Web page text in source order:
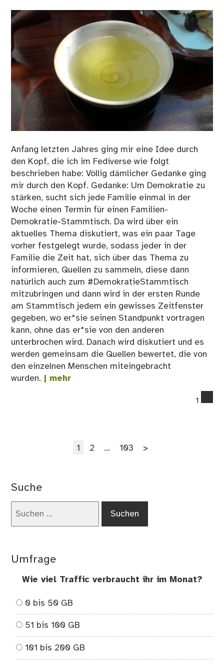
Anfang letzten Jahres ging mir eine Idee durch
den Kopf, die ich im Fediverse wie folgt
beschrieben habe: Völlig dämlicher Gedanke ging
mir durch den Kopf. Gedanke: Um Demokratie zu
stärken, sucht sich jede Familie einmal in der
Woche einen Termin für einen Familien-
Demokratie-Stammtisch. Da wird über ein
aktuelles Thema diskutiert, was ein paar Tage
vorher festgelegt wurde, sodass jeder in der
Familie die Zeit hat, sich über das Thema zu
informieren, Quellen zu sammeln, diese dann
natürlich auch zum #DemokratieStammtisch
mitzubringen und dann wird in der ersten Runde
am Stammtisch jedem ein gewisses Zeitfenster
gegeben, wo er*sie seinen Standpunkt vortragen
kann, ohne das er*sie von den anderen
unterbrochen wird. Danach wird diskutiert und es
werden gemeinsam die Quellen bewertet, die von
den einzelnen Menschen miteingebracht
wurden. | mehr
1
Seite
1 Seite
2 … Seite
103 >
Suche
Umfrage
Wie viel Traffic verbraucht ihr im Monat?
0 bis 50 GB
51 bis 100 GB
101 bis 200 GB